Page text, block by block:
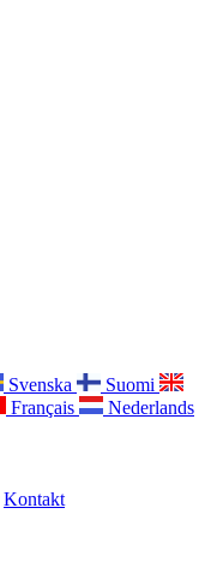
Svenska
Suomi
Français
Nederlands
Kontakt